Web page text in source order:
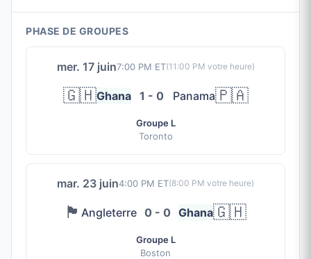
PHASE DE GROUPES
mer. 17 juin7:00 PM ET(11:00 PM votre heure)
🇬🇭Ghana 1 - 0 Panama🇵🇦
Groupe L
Toronto
mar. 23 juin4:00 PM ET(8:00 PM votre heure)
🏴󠁧󠁢󠁥󠁮󠁧󠁿 Angleterre 0 - 0 Ghana🇬🇭
Groupe L
Boston